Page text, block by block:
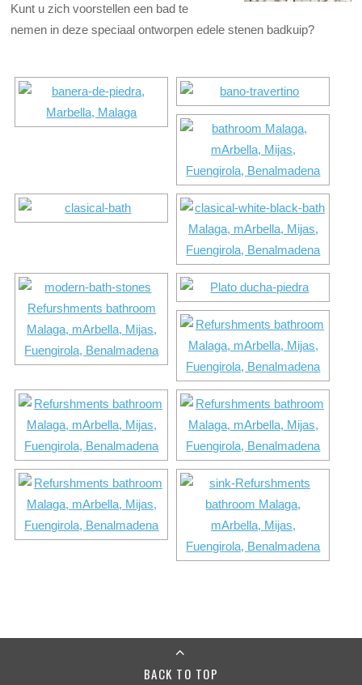
Kunt u zich voorstellen een bad te
nemen in deze speciaal ontworpen edele stenen badkuip?
BACK TO TOP